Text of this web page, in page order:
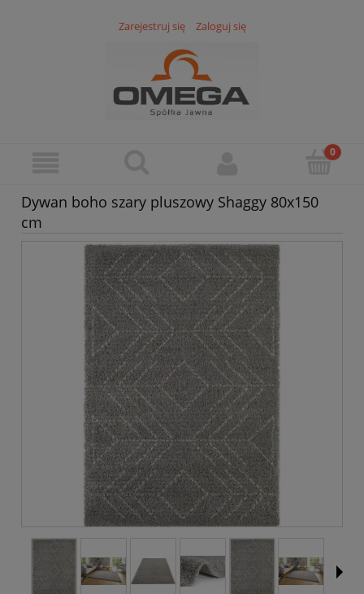
Zarejestruj się Zaloguj się
Dywan boho szary pluszowy Shaggy 80x150
cm